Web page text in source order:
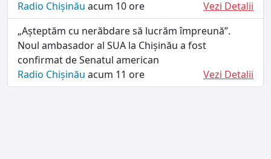
Radio Chișinău acum 10 ore
Vezi Detalii
„Așteptăm cu nerăbdare să lucrăm împreună”.
Noul ambasador al SUA la Chișinău a fost
confirmat de Senatul american
Radio Chișinău acum 11 ore Vezi Detalii